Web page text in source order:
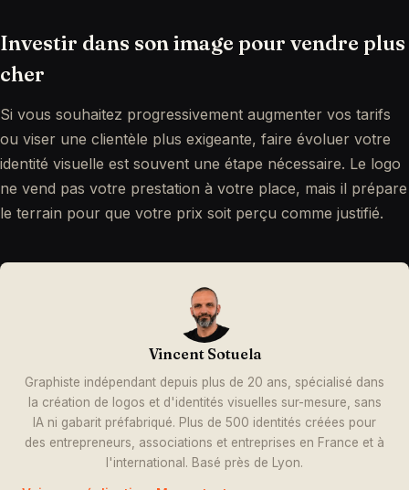
Investir dans son image pour vendre plus
cher
Si vous souhaitez progressivement augmenter vos tarifs
ou viser une clientèle plus exigeante, faire évoluer votre
identité visuelle est souvent une étape nécessaire. Le logo
ne vend pas votre prestation à votre place, mais il prépare
le terrain pour que votre prix soit perçu comme justifié.
Vincent Sotuela
Graphiste indépendant depuis plus de 20 ans, spécialisé dans
la création de logos et d'identités visuelles sur-mesure, sans
IA ni gabarit préfabriqué. Plus de 500 identités créées pour
des entrepreneurs, associations et entreprises en France et à
l'international. Basé près de Lyon.